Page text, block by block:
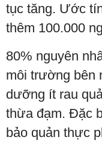
tục tăng. Ước
thêm 100.000
80% nguyên
môi trường bên
dưỡng ít rau
thừa đạm. Đặc
bảo quản thực